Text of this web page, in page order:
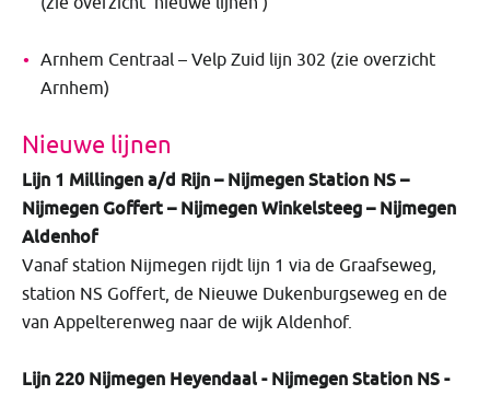
Arnhem Centraal – Velp Zuid lijn 302 (zie overzicht
Arnhem)
Nieuwe lijnen
Lijn 1 Millingen a/d Rijn – Nijmegen Station NS –
Nijmegen Goffert – Nijmegen Winkelsteeg – Nijmegen
Aldenhof
Vanaf station Nijmegen rijdt lijn 1 via de Graafseweg,
station NS Goffert, de Nieuwe Dukenburgseweg en de
van Appelterenweg naar de wijk Aldenhof.
Lijn 220 Nijmegen Heyendaal - Nijmegen Station NS -